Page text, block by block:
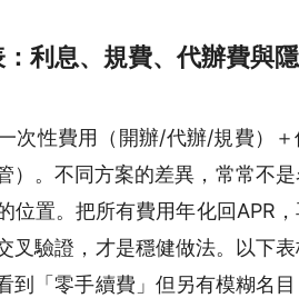
利息、規費、代辦費與
次性費用（開辦/代辦/規費）
）。不同方案的差異，常常不
位置。把所有費用年化回APR
叉驗證，才是穩健做法。以下
到「零手續費」但另有模糊名